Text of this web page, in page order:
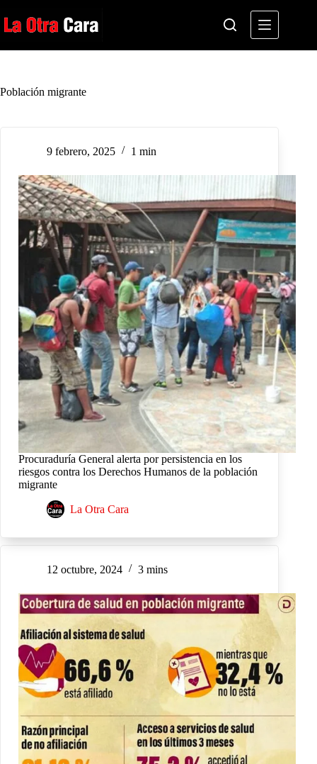
al
contenido
Población migrante
9 febrero, 2025 1 min
Procuraduría General alerta por persistencia en los
riesgos contra los Derechos Humanos de la población
migrante
La Otra Cara
12 octubre, 2024 3 mins